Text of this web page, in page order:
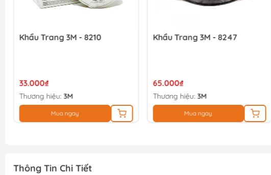
Khẩu Trang 3M - 8210
33.000₫
Thương hiệu: 3M
Mua ngay
Khẩu Trang 3M - 8247
65.000₫
Thương hiệu: 3M
Mua ngay
Thông Tin Chi Tiết